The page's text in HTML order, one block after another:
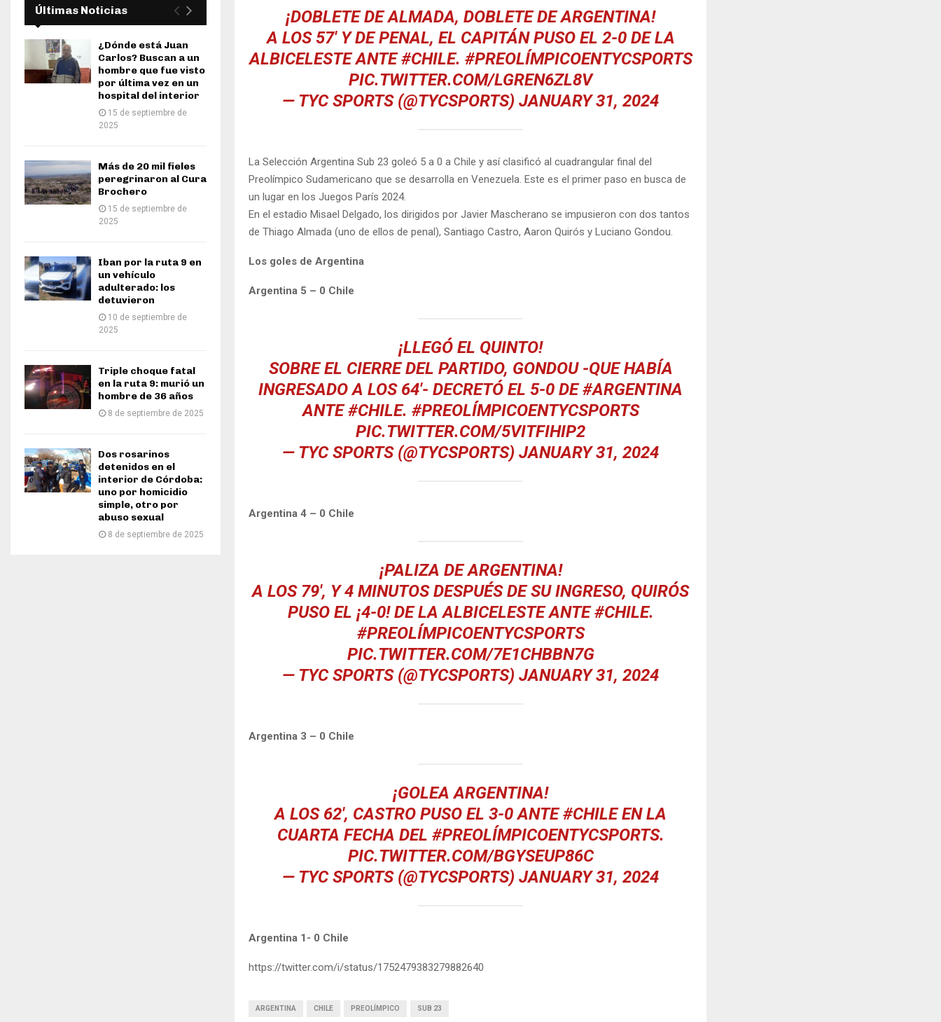
¡DOBLETE DE ALMADA, DOBLETE DE ARGENTINA!
A LOS 57' Y DE PENAL, EL CAPITÁN PUSO EL 2-0 DE LA
ALBICELESTE ANTE#CHILE. #PREOLÍMPICOENTYCSPORTS
PIC.TWITTER.COM/LGREN6ZL8V
— TYC SPORTS (@TYCSPORTS) JANUARY 31, 2024
La Selección Argentina Sub 23 goleó 5 a 0 a Chile y así clasificó al cuadrangular final del
Preolímpico Sudamericano que se desarrolla en Venezuela. Este es el primer paso en busca de
un lugar en los Juegos París 2024.
En el estadio Misael Delgado, los dirigidos por Javier Mascherano se impusieron con dos tantos
de Thiago Almada (uno de ellos de penal), Santiago Castro, Aaron Quirós y Luciano Gondou.
Los goles de Argentina
Argentina 5 – 0 Chile
¡LLEGÓ EL QUINTO!
SOBRE EL CIERRE DEL PARTIDO, GONDOU -QUE HABÍA
INGRESADO A LOS 64'- DECRETÓ EL 5-0 DE#ARGENTINA
ANTE#CHILE. #PREOLÍMPICOENTYCSPORTS
PIC.TWITTER.COM/5VITFIHIP2
— TYC SPORTS (@TYCSPORTS) JANUARY 31, 2024
Argentina 4 – 0 Chile
¡PALIZA DE ARGENTINA!
A LOS 79', Y 4 MINUTOS DESPUÉS DE SU INGRESO, QUIRÓS
PUSO EL ¡4-0! DE LA ALBICELESTE ANTE#CHILE.
#PREOLÍMPICOENTYCSPORTS
PIC.TWITTER.COM/7E1CHBBN7G
— TYC SPORTS (@TYCSPORTS) JANUARY 31, 2024
Argentina 3 – 0 Chile
¡GOLEA ARGENTINA!
A LOS 62', CASTRO PUSO EL 3-0 ANTE#CHILEEN LA
CUARTA FECHA DEL #PREOLÍMPICOENTYCSPORTS.
PIC.TWITTER.COM/BGYSEUP86C
— TYC SPORTS (@TYCSPORTS) JANUARY 31, 2024
Argentina 1- 0 Chile
https://twitter.com/i/status/1752479383279882640
ARGENTINA CHILE PREOLÍMPICO SUB 23
Últimas Noticias
¿Dónde está Juan
Carlos? Buscan a un
hombre que fue visto
por última vez en un
hospital del interior
15 de septiembre de
2025
Más de 20 mil fieles
peregrinaron al Cura
Brochero
15 de septiembre de
2025
Iban por la ruta 9 en
un vehículo
adulterado: los
detuvieron
10 de septiembre de
2025
Triple choque fatal
en la ruta 9: murió un
hombre de 36 años
8 de septiembre de 2025
Dos rosarinos
detenidos en el
interior de Córdoba:
uno por homicidio
simple, otro por
abuso sexual
8 de septiembre de 2025